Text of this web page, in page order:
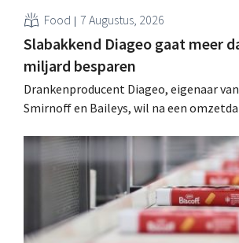
Food 7 Augustus, 2026
Slabakkend Diageo gaat meer
miljard besparen
Drankenproducent Diageo, eigenaar
Smirnoff en Baileys, wil na een
andere Guiness en voorgemixte